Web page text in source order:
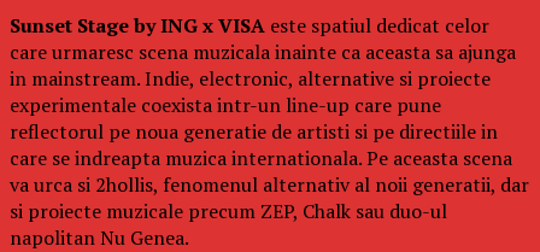
Sunset Stage by ING x VISA este spatiul dedicat celor
care urmaresc scena muzicala inainte ca aceasta sa ajunga
in mainstream. Indie, electronic, alternative si proiecte
experimentale coexista intr-un line-up care pune
reflectorul pe noua generatie de artisti si pe directiile in
care se indreapta muzica internationala. Pe aceasta scena
va urca si 2hollis, fenomenul alternativ al noii generatii, dar
si proiecte muzicale precum ZEP, Chalk sau duo-ul
napolitan Nu Genea.